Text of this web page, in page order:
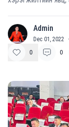
A Admin
Dec 01, 2022 ·
0
0